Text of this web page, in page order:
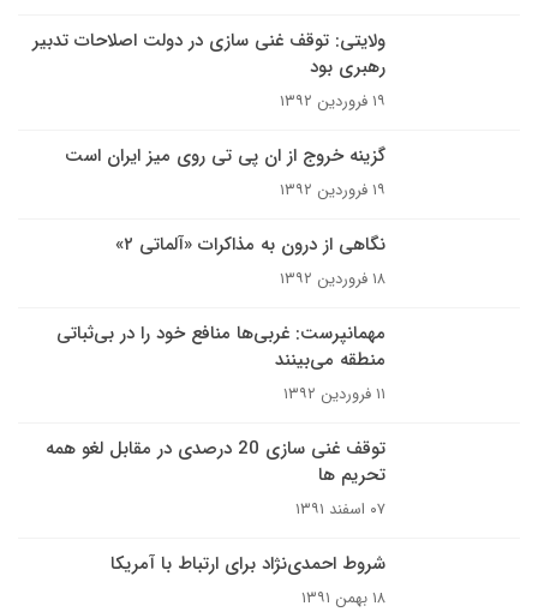
ولایتی: توقف غنی سازی در دولت اصلاحات تدبیر
رهبری بود
۱۹ فروردین ۱۳۹۲
گزینه خروج از ان پی تی روی میز ایران است
۱۹ فروردین ۱۳۹۲
نگاهی از درون به مذاکرات «آلماتی ۲»
۱۸ فروردین ۱۳۹۲
مهمانپرست: غربی‌ها منافع خود را در بی‌ثباتی
منطقه می‌بینند
۱۱ فروردین ۱۳۹۲
توقف غنی سازی 20 درصدی در مقابل لغو همه
تحریم ها
۰۷ اسفند ۱۳۹۱
شروط احمدی‌نژاد برای ارتباط با آمریکا
۱۸ بهمن ۱۳۹۱